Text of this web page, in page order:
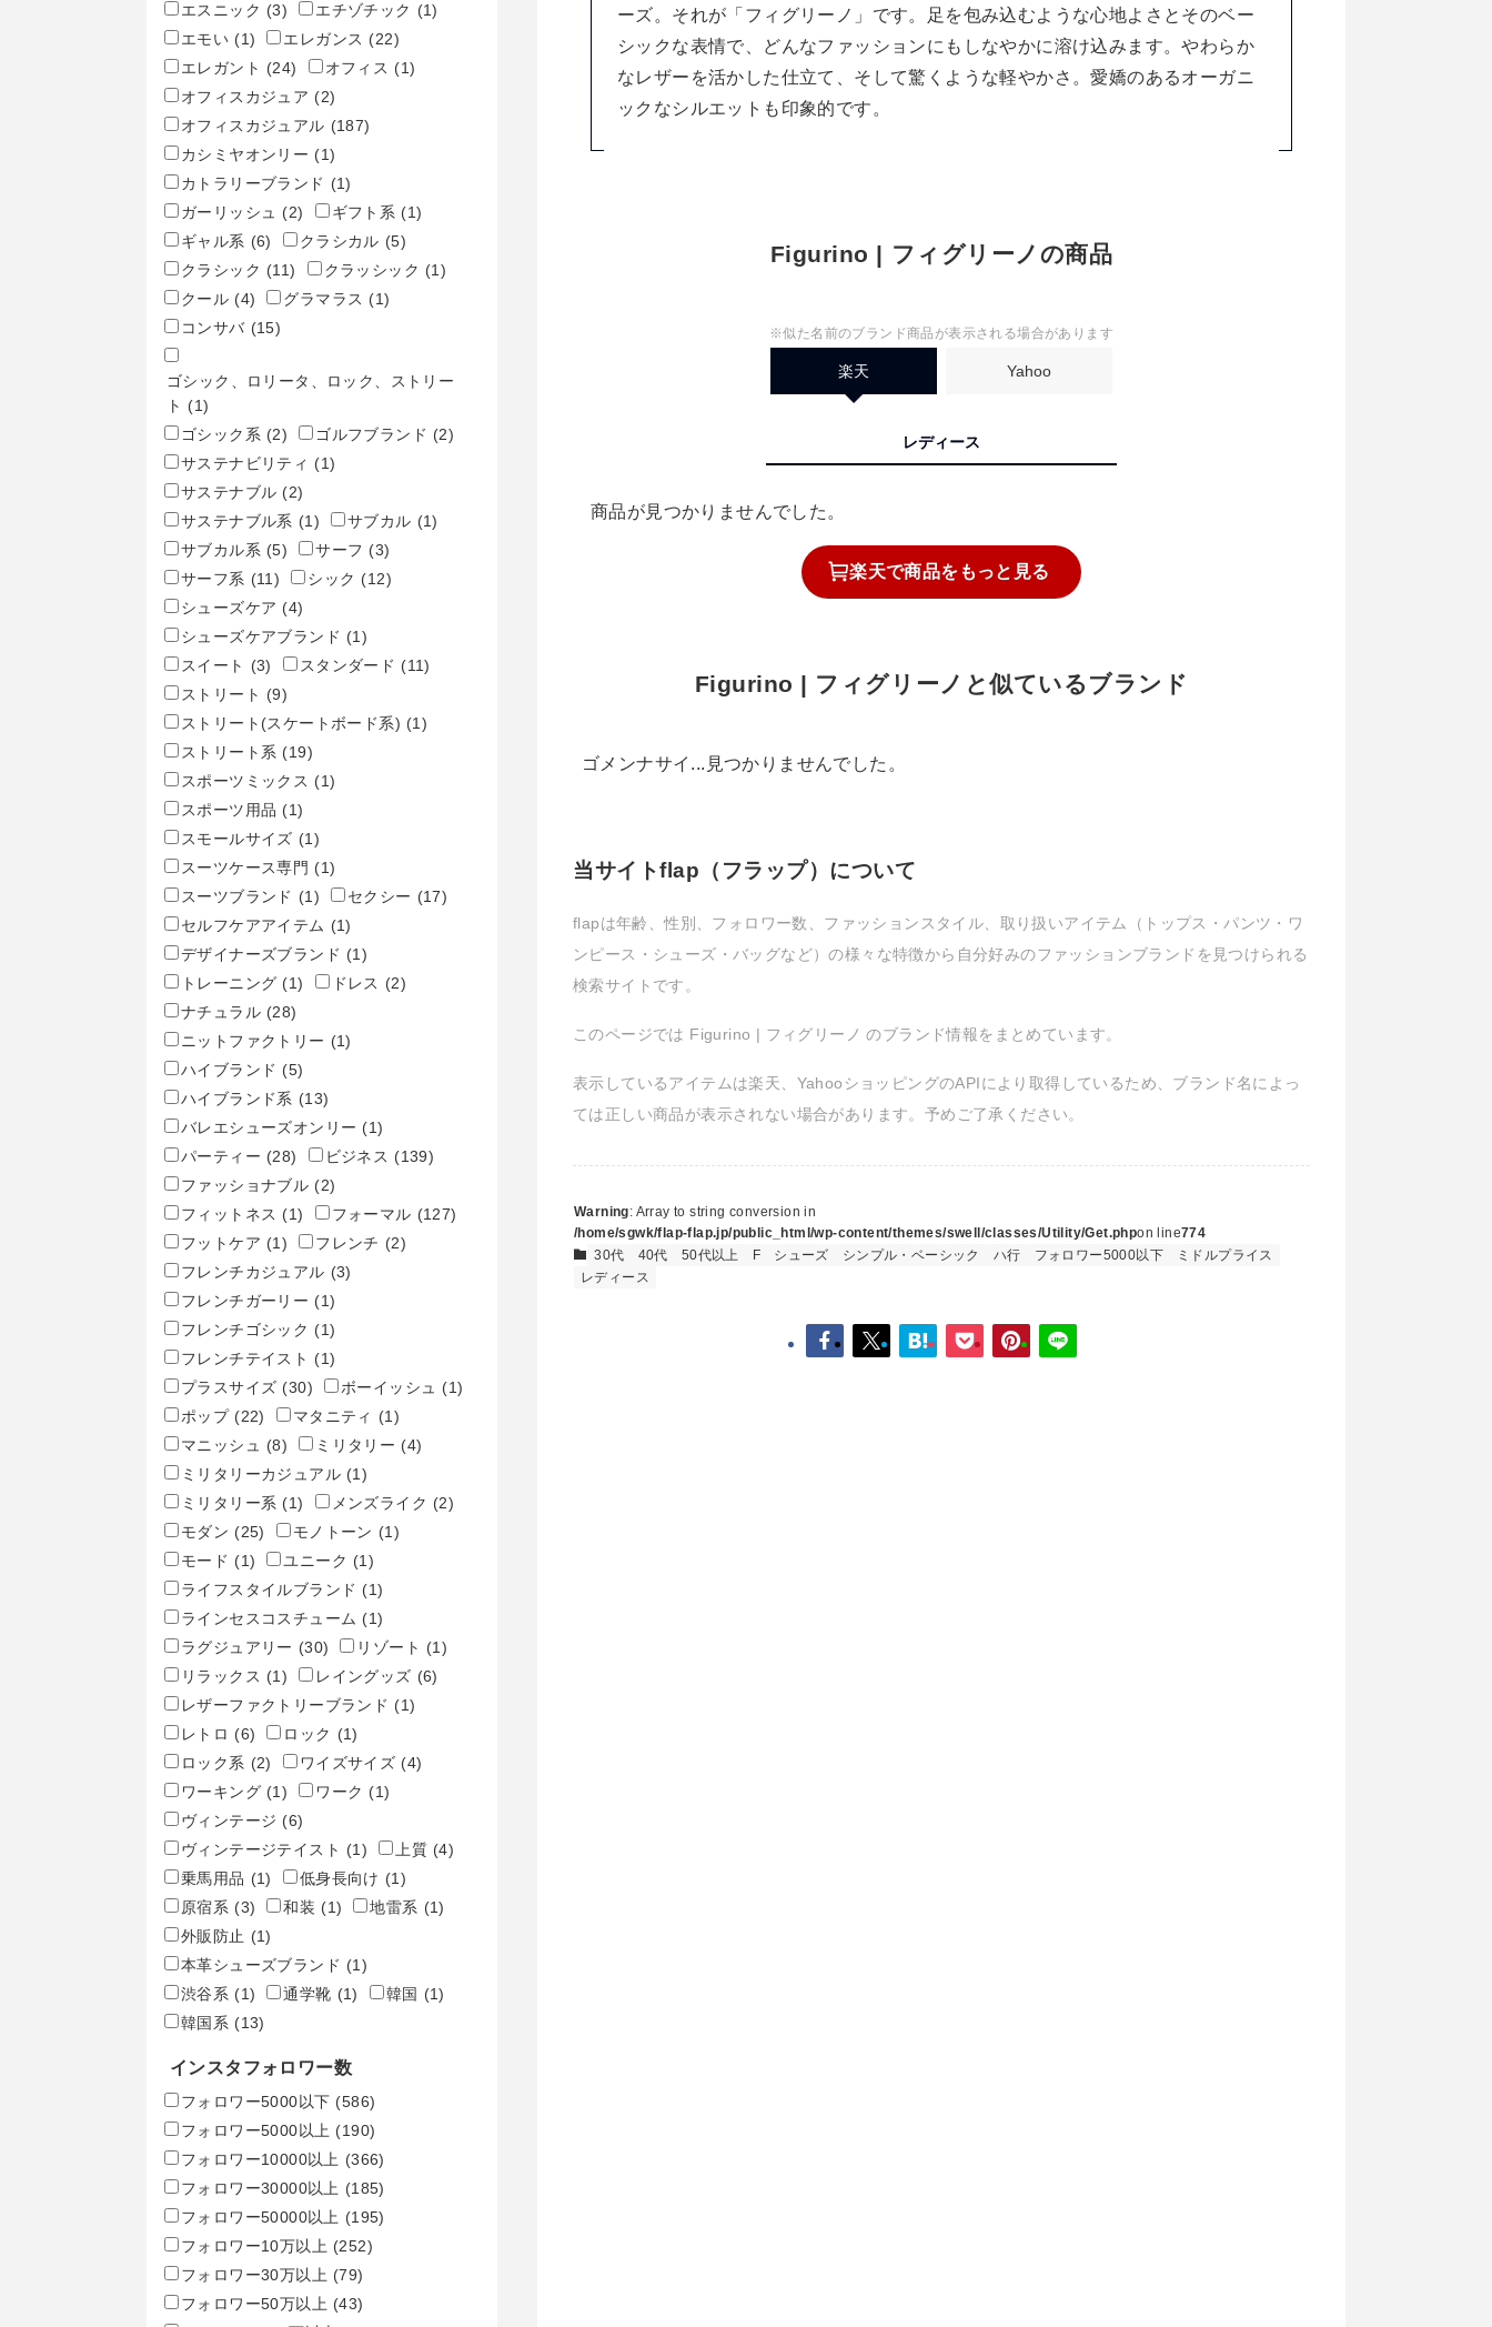
ーズ。それが「フィグリーノ」です。足を包み込むような心地よさとそのベー
シックな表情で、どんなファッションにもしなやかに溶け込みます。やわらか
なレザーを活かした仕立て、そして驚くような軽やかさ。愛嬌のあるオーガニ
ックなシルエットも印象的です。
Figurino | フィグリーノの商品
※似た名前のブランド商品が表示される場合があります
楽天 Yahoo
レディース
商品が見つかりませんでした。
楽天で商品を もっと見る
Figurino | フィグリーノと似ているブランド
ゴメンナサイ...見つかりませんでした。
当サイトflap（フラップ）について
flapは年齢、性別、フォロワー数、ファッションスタイル、取り扱いアイテム（トップス・パンツ・ワ
ンピース・シューズ・バッグなど）の様々な特徴から自分好みのファッションブランドを見つけられる
検索サイトです。
このページでは Figurino | フィグリーノ のブランド情報をまとめています。
表示しているアイテムは楽天、YahooショッピングのAPIにより取得しているため、ブランド名によっ
ては正しい商品が表示されない場合があります。予めご了承ください。
Warning: Array to string conversion in
/home/sgwk/flap-flap.jp/public_html/wp-content/themes/swell/classes/Utility/Get.phpon line774
30代
40代 50代以上 F シューズ シンプル・ベーシック ハ行 フォロワー5000以下
ミドルプライス
レディース
エスニック (3) エチゾチック (1)
エモい (1) エレガンス (22)
エレガント (24) オフィス (1)
オフィスカジュア (2)
オフィスカジュアル (187)
カシミヤオンリー (1)
カトラリーブランド (1)
ガーリッシュ (2) ギフト系 (1)
ギャル系 (6) クラシカル (5)
クラシック (11) クラッシック (1)
クール (4) グラマラス (1)
コンサバ (15)
ゴシック、ロリータ、ロック、ストリー
ト (1)
ゴシック系 (2) ゴルフブランド (2)
サステナビリティ (1)
サステナブル (2)
サステナブル系 (1) サブカル (1)
サブカル系 (5) サーフ (3)
サーフ系 (11) シック (12)
シューズケア (4)
シューズケアブランド (1)
スイート
(3) スタンダード (11)
ストリート (9)
ストリート(スケートボード系) (1)
ストリート系 (19)
スポーツミックス (1)
スポーツ用品 (1)
スモールサイズ (1)
スーツケース専門 (1)
スーツブランド (1) セクシー (17)
セルフケアアイテム (1)
デザイナーズブランド (1)
トレーニング (1) ドレス (2)
ナチュラル (28)
ニットファクトリー (1)
ハイブランド (5)
ハイブランド系 (13)
バレエシューズオンリー (1)
パーティー (28) ビジネス (139)
ファッショナブル (2)
フィットネス (1) フォーマル (127)
フットケア (1) フレンチ (2)
フレンチカジュアル (3)
フレンチガーリー (1)
フレンチゴシック (1)
フレンチテイスト (1)
プラスサイズ (30) ボーイッシュ (1)
ポップ (22) マタニティ
(1)
マニッシュ (8) ミリタリー (4)
ミリタリーカジュアル (1)
ミリタリー系 (1) メンズライク (2)
モダン (25) モノトーン (1)
モード (1) ユニーク (1)
ライフスタイルブランド (1)
ラインセスコスチューム (1)
ラグジュアリー (30) リゾート (1)
リラックス (1) レイングッズ (6)
レザーファクトリーブランド (1)
レトロ (6) ロック (1)
ロック系 (2) ワイズサイズ (4)
ワーキング (1) ワーク (1)
ヴィンテージ (6)
ヴィンテージテイスト (1) 上質 (4)
乗馬用品 (1) 低身長向け (1)
原宿系 (3) 和装 (1) 地雷系 (1)
外販防止 (1)
本革シューズブランド (1)
渋谷系 (1) 通学靴 (1) 韓国 (1)
韓国系 (13)
インスタフォロワー数
フォロワー5000以下 (586)
フォロワー5000以上 (190)
フォロワー10000以上 (366)
フォロワー30000以上 (185)
フォロワー50000以上 (195)
フォロワー10万以上 (252)
フォロワー30万以上 (79)
フォロワー50万以上 (43)